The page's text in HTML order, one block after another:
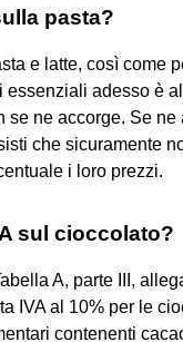
pasta?
e latte, così come
adesso è al
se ne accorge. Se
che sicuramente
i loro prezzi.
sul cioccolato?
A, parte III,
IVA al 10% per le
contenenti